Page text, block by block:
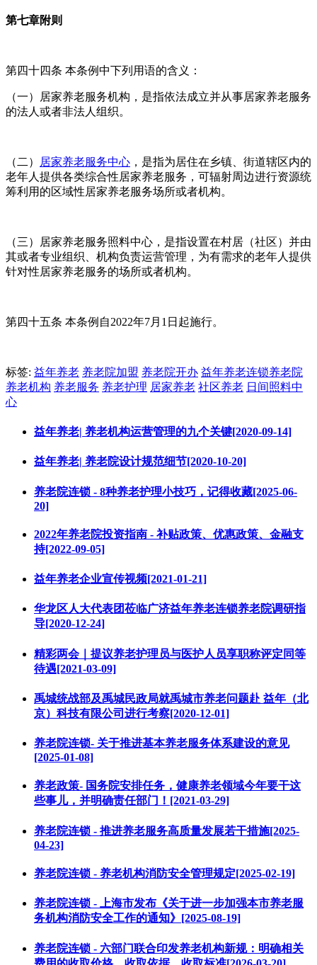
第七章附则
第四十四条 本条例中下列用语的含义：
（一）居家养老服务机构，是指依法成立并从事居家养老服务
的法人或者非法人组织。
（二） 居家养老服务中心 ，是指为居住在乡镇、街道辖区内的
老年人提供各类综合性居家养老服务，可辐射周边进行资源统
筹利用的区域性居家养老服务场所或者机构。
（三）居家养老服务照料中心，是指设置在村居（社区）并由
其或者专业组织、机构负责运营管理，为有需求的老年人提供
针对性居家养老服务的场所或者机构。
第四十五条 本条例自2022年7月1日起施行。
标签: 益年养老 养老院加盟 养老院开办 益年养老连锁养老院
养老机构 养老服务 养老护理 居家养老 社区养老 日间照料中
心
益年养老| 养老机构运营管理的九个关键[2020-09-14]
益年养老| 养老院设计规范细节[2020-10-20]
养老院连锁 - 8种养老护理小技巧，记得收藏[2025-06-
20]
2022年养老院投资指南 - 补贴政策、优惠政策、金融支
持[2022-09-05]
益年养老企业宣传视频[2021-01-21]
华龙区人大代表团莅临广济益年养老连锁养老院调研指
导[2020-12-24]
精彩两会｜提议养老护理员与医护人员享职称评定同等
待遇[2021-03-09]
禹城统战部及禹城民政局就禹城市养老问题赴 益年（北
京）科技有限公司进行考察[2020-12-01]
养老院连锁- 关于推进基本养老服务体系建设的意见
[2025-01-08]
养老政策- 国务院安排任务，健康养老领域今年要干这
些事儿，并明确责任部门！[2021-03-29]
养老院连锁 - 推进养老服务高质量发展若干措施[2025-
04-23]
养老院连锁 - 养老机构消防安全管理规定[2025-02-19]
养老院连锁 - 上海市发布《关于进一步加强本市养老服
务机构消防安全工作的通知》[2025-08-19]
养老院连锁 - 六部门联合印发养老机构新规：明确相关